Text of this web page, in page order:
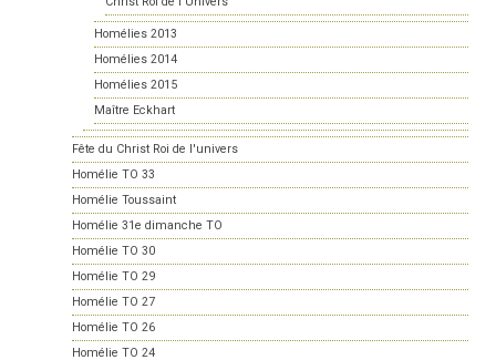
Homélies 2013
Homélies 2014
Homélies 2015
Maître Eckhart
Fête du Christ Roi de l'univers
Homélie TO 33
Homélie Toussaint
Homélie 31e dimanche TO
Homélie TO 30
Homélie TO 29
Homélie TO 27
Homélie TO 26
Homélie TO 24